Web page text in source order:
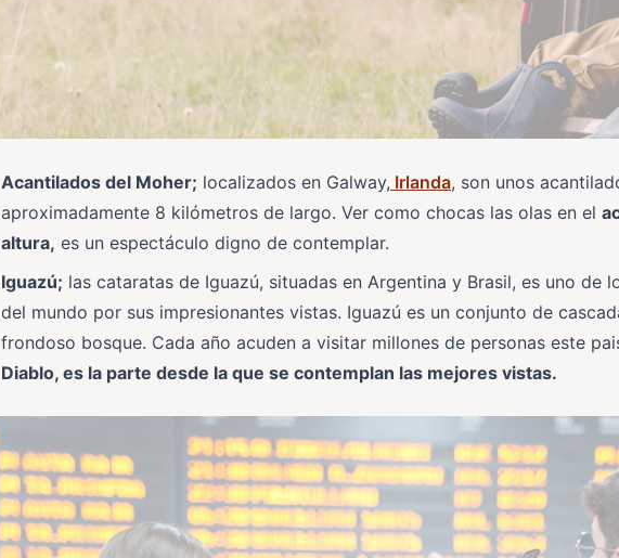
Acantilados del Moher; localizados en Galway, Irlanda, son unos
aproximadamente 8 kilómetros de largo. Ver como chocas las olas en el
altura, es un espectáculo digno de contemplar.
Iguazú; las cataratas de Iguazú, situadas en Argentina y Brasil, es uno de
del mundo por sus impresionantes vistas. Iguazú es un conjunto de
frondoso bosque. Cada año acuden a visitar millones de personas este
Diablo, es la parte desde la que se contemplan las mejores vistas.